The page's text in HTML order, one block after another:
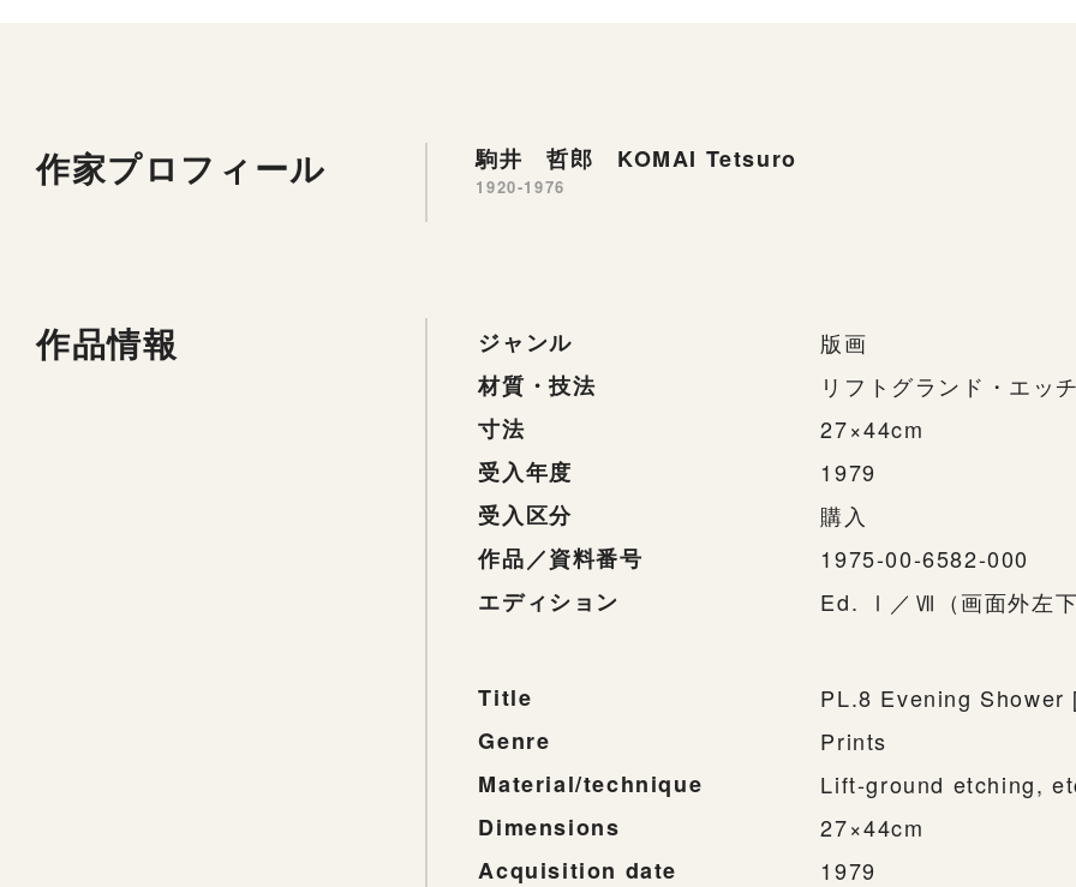
作家プロフィール 駒井 哲郎 KOMAI Tetsuro
1920-1976
作品情報 ジャンル
版画
材質・技法
リフトグランド・エッ
寸法
27×44cm
受入年度
1979
受入区分
購入
作品／資料番号
1975-00-6582-000
エディション
Ed. Ⅰ／Ⅶ（画面外左下
Title
PL.8 Evening
Genre
Prints
Material/technique
Lift-ground etching,
Dimensions
27×44cm
Acquisition date
1979